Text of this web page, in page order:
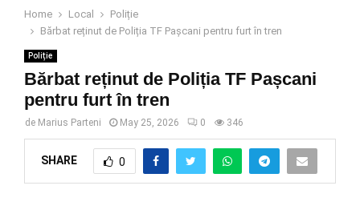
Home Local
Poliție
Bărbat reținut de Poliția TF Pașcani pentru furt în tren
Poliție
Bărbat reținut de Poliția TF Pașcani
pentru furt în tren
de Marius Parteni May 25, 2026 0 346
SHARE 0